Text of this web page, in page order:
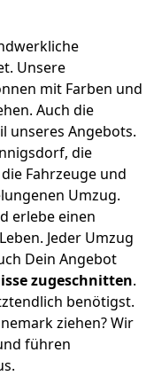
Unsere
mit Farben und
Auch die
unseres Angebots.
, die
die Fahrzeuge und
Umzug.
erlebe einen
Jeder Umzug
Dein Angebot
zugeschnitten.
benötigst.
ziehen? Wir
führen